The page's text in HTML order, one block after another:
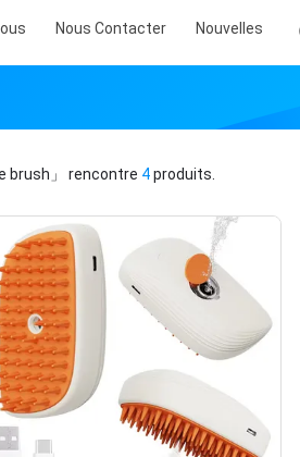
Nous Contacter Nouvelles
」 rencontre 4produits.